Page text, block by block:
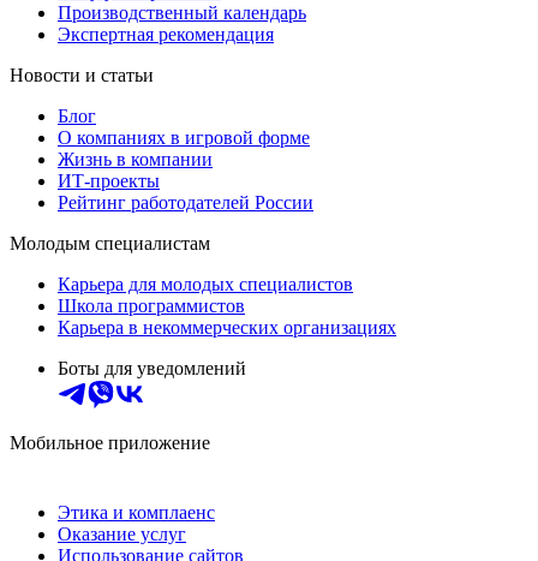
Производственный календарь
Экспертная рекомендация
Новости и статьи
Блог
О компаниях в игровой форме
Жизнь в компании
ИТ-проекты
Рейтинг работодателей России
Молодым специалистам
Карьера для молодых специалистов
Школа программистов
Карьера в некоммерческих организациях
Боты для уведомлений
Мобильное приложение
Этика и комплаенс
Оказание услуг
Использование сайтов